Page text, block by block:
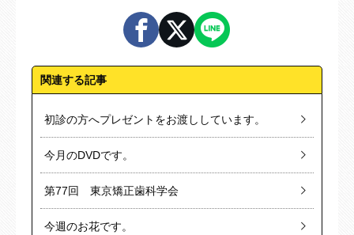
関連する記事
初診の方へプレゼントをお渡ししています。
今月のDVDです。
第77回 東京矯正歯科学会
今週のお花です。